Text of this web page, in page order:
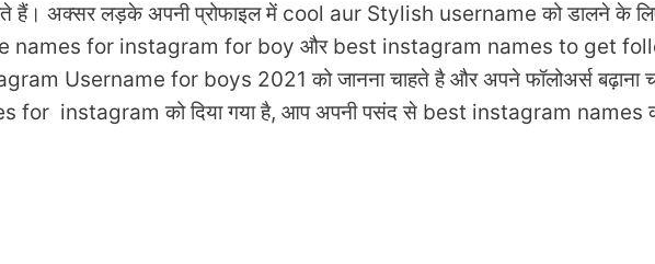
हैं। अक्सर लड़के अपनी प्रोफाइल में cool aur Stylish username को डालने के
names for instagram for boy और best instagram names to get
Username for boys 2021 को जानना चाहते है और अपने फॉलोअर्स बढ़ाना
for instagram को दिया गया है, आप अपनी पसंद से best instagram names